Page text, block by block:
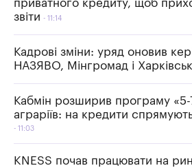
приватного кредиту, щоб
звіти
11:14
Кадрові зміни: уряд оновив
НАЗЯВО, Мінгромад і
Кабмін розширив програму «5-
аграріїв: на кредити
11:03
KNESS почав працювати на